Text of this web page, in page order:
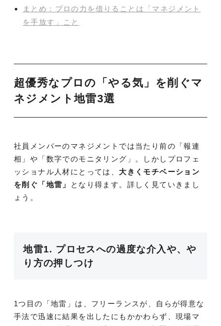
まとめ：プロの力を借りることは「マネジメント
を手放す」こと
超優秀なプロの「やる気」を削ぐマ
ネジメント地雷3選
社員メンバーのマネジメントでは当たり前の「報連
相」や「数字でのモニタリング」。しかしプロフェ
ッショナル人材にとっては、 大きくモチベーション
を削ぐ「地雷」
となり得ます。詳しく見ていきまし
ょう。
地雷1. プロセスへの過度な介入や、や
り方の押しつけ
1つ目の「地雷」は、フリーランスが、自らが得意な
手法で迅速に結果を出したにもかかわらず、現場マ